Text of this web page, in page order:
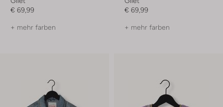
€ 69,99
+ mehr farben
€ 69,99
+ mehr farben